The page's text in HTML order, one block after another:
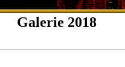
Galerie 2018